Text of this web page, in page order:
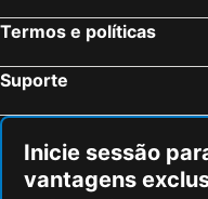
Termos e políticas
Suporte
Inicie sessão
vantagens